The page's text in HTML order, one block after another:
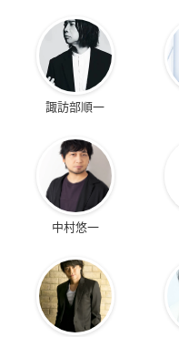
諏訪部順一
中村悠一